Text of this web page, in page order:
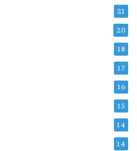
21
20
18
17
16
15
14
14